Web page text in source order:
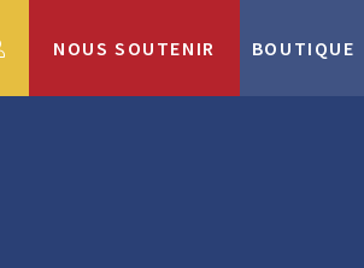
NOUS SOUTENIR BOUTIQUE